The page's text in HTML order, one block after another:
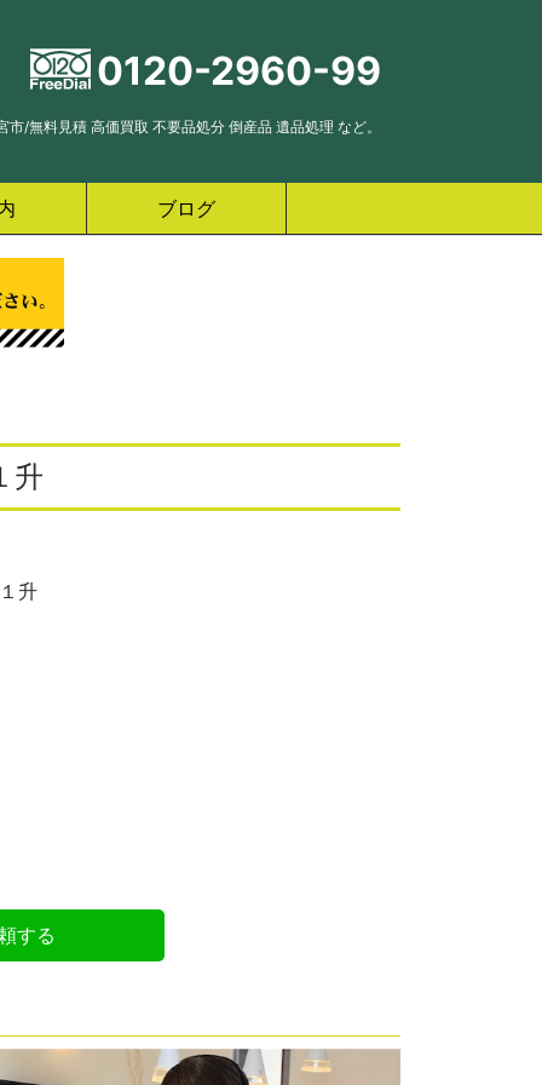
0120-2960-99
/無料見積 高価買取 不要品処分 倒産品 遺品処理 など。
ブログ
升
升
する